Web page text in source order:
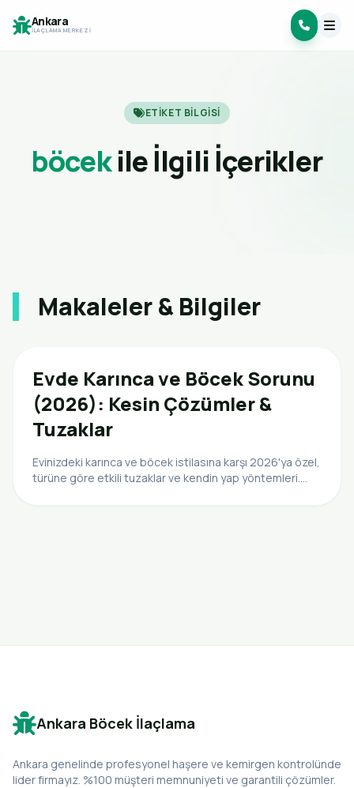
Ankara
İLAÇLAMA MERKEZI
ETIKET BILGISI
böcekile İlgili İçerikler
Makaleler & Bilgiler
Evde Karınca ve Böcek Sorunu
(2026): Kesin Çözümler &
Tuzaklar
Evinizdeki karınca ve böcek istilasına karşı 2026'ya özel,
türüne göre etkili tuzaklar ve kendin yap yöntemleri.
Ankara Böcek İlaçlama
Ankara genelinde profesyonel haşere ve kemirgen kontrolünde
lider firmayız. %100 müşteri memnuniyeti ve garantili çözümler.